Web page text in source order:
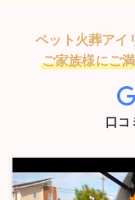
ペット火葬アイ
ご家族様にご
口コ